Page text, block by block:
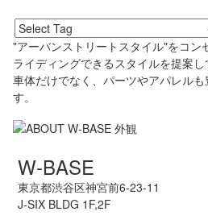
"アーバンストリートスタイル"をコン
ライディングできるスタイルを提案し
車体だけでなく、パーツやアパレル
す。
W-BASE
東京都渋谷区神宮前6-23-11
J-SIX BLDG 1F,2F